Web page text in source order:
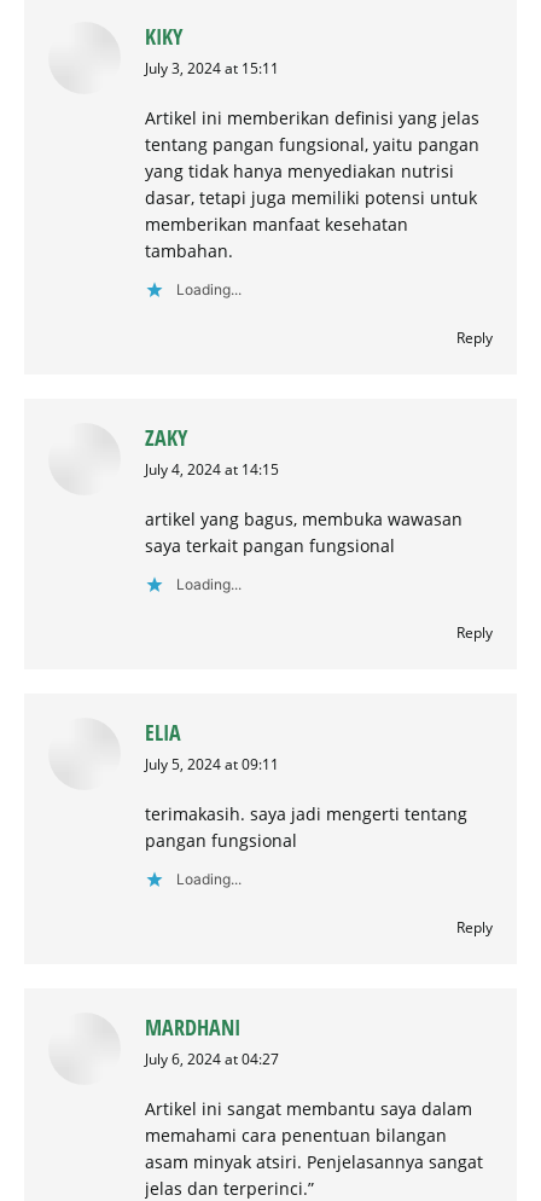
KIKY
says:
July 3, 2024 at 15:11
Artikel ini memberikan definisi yang jelas
tentang pangan fungsional, yaitu pangan
yang tidak hanya menyediakan nutrisi
dasar, tetapi juga memiliki potensi untuk
memberikan manfaat kesehatan
tambahan.
Loading...
Reply
ZAKY
says:
July 4, 2024 at 14:15
artikel yang bagus, membuka wawasan
saya terkait pangan fungsional
Loading...
Reply
ELIA
says:
July 5, 2024 at 09:11
terimakasih. saya jadi mengerti tentang
pangan fungsional
Loading...
Reply
MARDHANI
says:
July 6, 2024 at 04:27
Artikel ini sangat membantu saya dalam
memahami cara penentuan bilangan
asam minyak atsiri. Penjelasannya sangat
jelas dan terperinci.”